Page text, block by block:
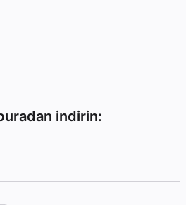
indirin: